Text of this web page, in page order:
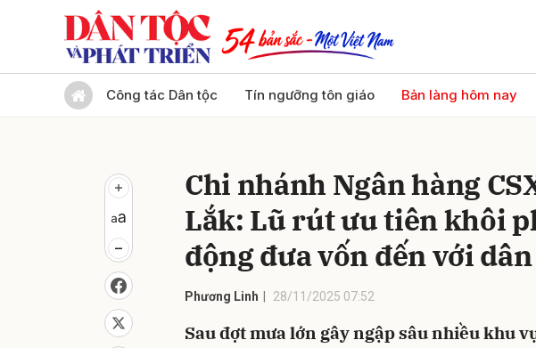
Công tác Dân tộc Tín ngưỡng tôn giáo Bản làng hôm nay
Chi nhánh Ngân hàng
Lắk: Lũ rút ưu tiên khôi
động đưa vốn đến với dân
Phương Linh 28/11/2025 07:52
Sau đợt mưa lớn gây ngập sâu nhiều khu
Gửi bình luận